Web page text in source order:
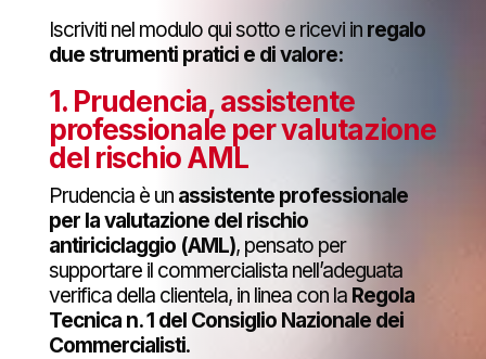
Iscriviti nel modulo qui sotto e ricevi in regalo
due strumenti pratici e di valore:
1. Prudencia, assistente
professionale per valutazione
del rischio AML
Prudencia è un assistente professionale
per la valutazione del rischio
antiriciclaggio (AML), pensato per
supportare il commercialista nell’adeguata
verifica della clientela, in linea con la Regola
Tecnica n. 1 del Consiglio Nazionale dei
Commercialisti.